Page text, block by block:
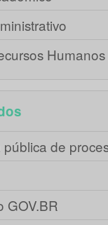
Humanos
de
GOV.BR